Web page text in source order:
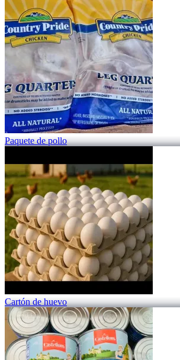
Paquete de pollo
Cartón de huevo